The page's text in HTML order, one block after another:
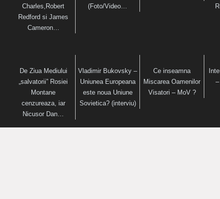
Charles,Robert
Redford si James
Cameron…
(Foto/Video…
De Ziua Mediului
„salvatorii” Rosiei
Montane
cenzureaza, iar
Nicusor Dan…
Vladimir Bukovsky –
Uniunea Europeana
este noua Uniune
Sovietica? (interviu)
Ce inseamna
Miscarea Oamenilor
Visatori – MoV ?